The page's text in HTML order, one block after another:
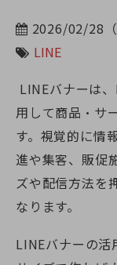
2026/02/28
LINE
LINEバナーは
用して商品・サ
す。視覚的に情
進や集客、販促
ズや配信方法を
なります。
LINEバナーの活